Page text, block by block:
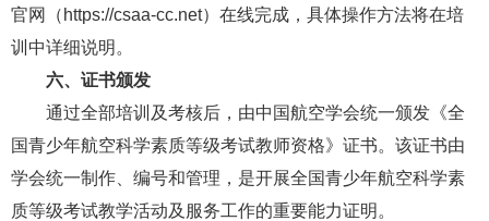
官网（https://csaa-cc.net）在线完成，具体操作方法将在培
训中详细说明。
六、证书颁发
通过全部培训及考核后，由中国航空学会统一颁发《全
国青少年航空科学素质等级考试教师资格》证书。该证书由
学会统一制作、编号和管理，是开展全国青少年航空科学素
质等级考试教学活动及服务工作的重要能力证明。